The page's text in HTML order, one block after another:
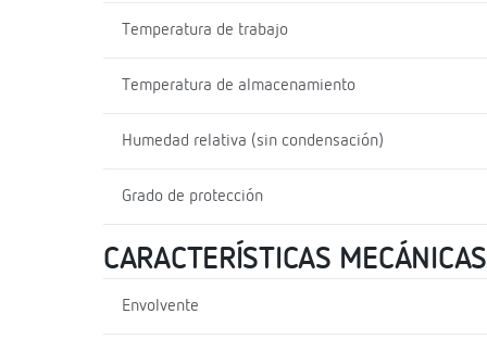
Temperatura de trabajo
Temperatura de almacenamiento
Humedad relativa (sin condensación)
Grado de protección
CARACTERÍSTICAS MECÁNICAS
Envolvente